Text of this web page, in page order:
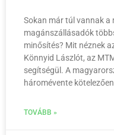
Sokan már túl vannak a
magánszállásadók
minősítés? Mit néznek
Könnyid Lászlót, az
segítségül. A
háromévente
TOVÁBB »